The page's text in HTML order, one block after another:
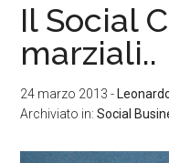
Il Social
marziali..
24 marzo 2013 -
Archiviato in:Social